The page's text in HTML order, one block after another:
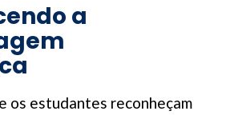
a
os estudantes reconheçam